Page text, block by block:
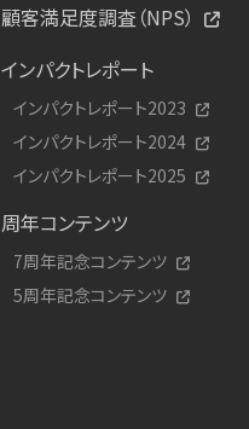
顧客満足度調査（NPS）
インパクトレポート
インパクトレポート2023
インパクトレポート2024
インパクトレポート2025
周年コンテンツ
7周年記念コンテンツ
5周年記念コンテンツ